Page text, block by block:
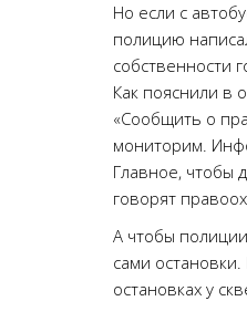
Но если с
полицию
собственности
Как пояснили в
«Сообщить о
мониторим.
Главное, чтобы
говорят
А чтобы
сами
остановках у